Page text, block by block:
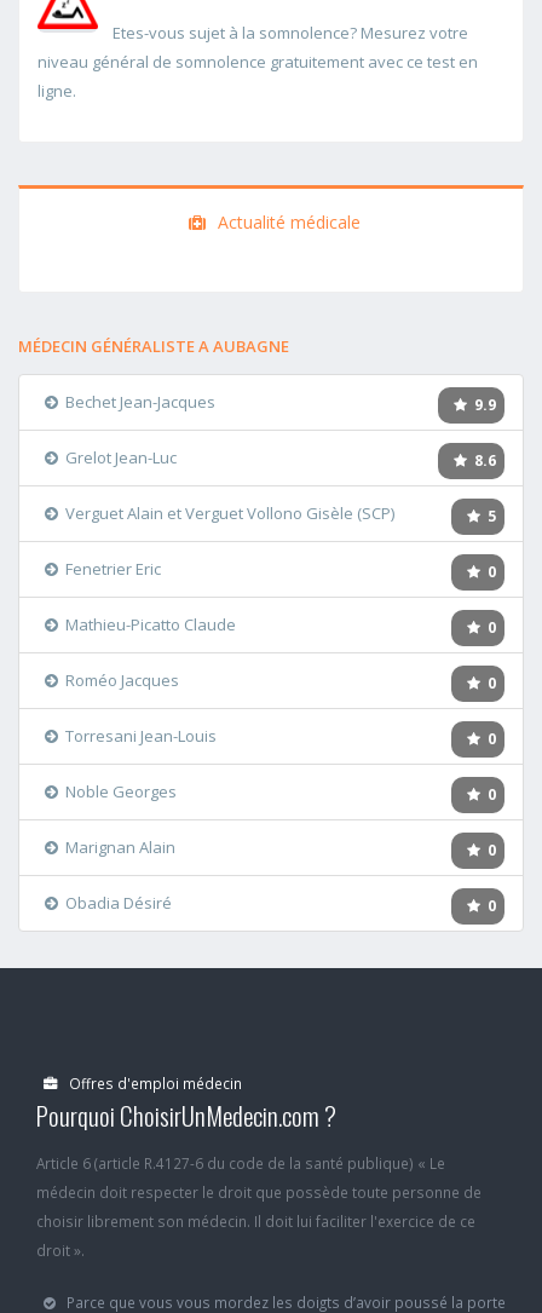
Etes-vous sujet à la somnolence? Mesurez votre
niveau général de somnolence gratuitement avec ce test en
ligne.
Actualité médicale
MÉDECIN GÉNÉRALISTE A AUBAGNE
9.9
Bechet Jean-Jacques
8.6
Grelot Jean-Luc
5
Verguet Alain et Verguet Vollono Gisèle (SCP)
0
Fenetrier Eric
0
Mathieu-Picatto Claude
0
Roméo Jacques
0
Torresani Jean-Louis
0
Noble Georges
0
Marignan Alain
0
Obadia Désiré
Offres d'emploi médecin
Pourquoi ChoisirUnMedecin.com ?
Article 6 (article R.4127-6 du code de la santé publique) « Le
médecin doit respecter le droit que possède toute personne de
choisir librement son médecin. Il doit lui faciliter l'exercice de ce
droit ».
Parce que vous vous mordez les doigts d’avoir poussé la porte